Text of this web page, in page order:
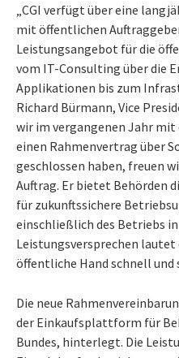
„CGI verfügt über eine
mit öffentlichen
Leistungsangebot für die
vom IT-Consulting über die
Applikationen bis zum
Richard Bürmann, Vice
wir im vergangenen Jahr
einen Rahmenvertrag über
geschlossen haben, freuen
Auftrag. Er bietet Behörden
für zukunftssichere
einschließlich des Betriebs
Leistungsversprechen lautet
öffentliche Hand schnell und
Die neue
der Einkaufsplattform für
Bundes, hinterlegt. Die